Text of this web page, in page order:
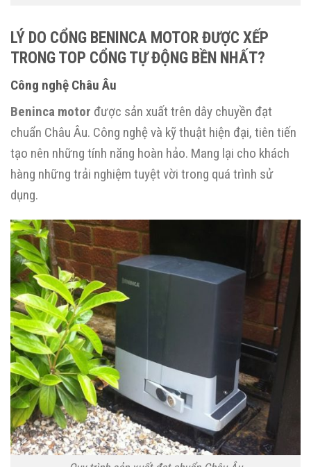
LÝ DO CỔNG BENINCA MOTOR ĐƯỢC XẾP
TRONG TOP CỔNG TỰ ĐỘNG BỀN NHẤT?
Công nghệ Châu Âu
Beninca motor được sản xuất trên dây chuyền đạt
chuẩn Châu Âu. Công nghệ và kỹ thuật hiện đại, tiên tiến
tạo nên những tính năng hoàn hảo. Mang lại cho khách
hàng những trải nghiệm tuyệt vời trong quá trình sử
dụng.